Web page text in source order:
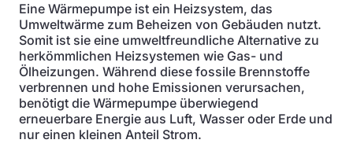
Eine Wärmepumpe ist ein Heizsystem, das
Umweltwärme zum Beheizen von Gebäuden nutzt.
Somit ist sie eine umweltfreundliche Alternative zu
herkömmlichen Heizsystemen wie Gas- und
Ölheizungen. Während diese fossile Brennstoffe
verbrennen und hohe Emissionen verursachen,
benötigt die Wärmepumpe überwiegend
erneuerbare Energie aus Luft, Wasser oder Erde und
nur einen kleinen Anteil Strom.